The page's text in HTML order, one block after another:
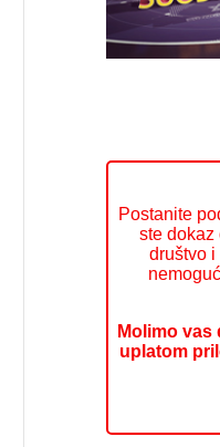
Postanite
ste dokaz
društvo
Molimo
uplatom